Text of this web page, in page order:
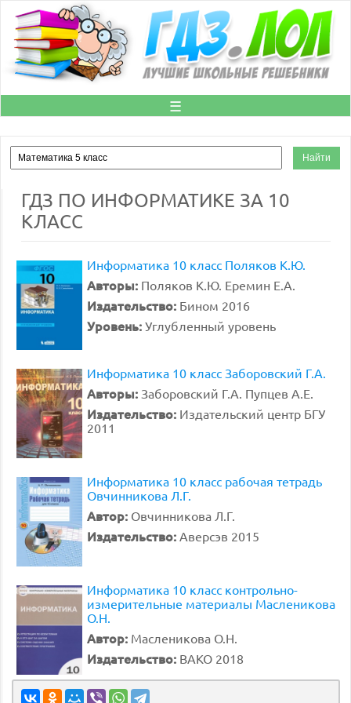
☰
ГДЗ ПО ИНФОРМАТИКЕ ЗА 10
КЛАСС
Информатика 10 класс Поляков К.Ю.
Авторы: Поляков К.Ю. Еремин Е.А.
Издательство: Бином 2016
Уровень: Углубленный уровень
Информатика 10 класс Заборовский Г.А.
Авторы: Заборовский Г.А. Пупцев А.Е.
Издательство: Издательский центр БГУ
2011
Информатика 10 класс рабочая тетрадь
Овчинникова Л.Г.
Автор: Овчинникова Л.Г.
Издательство: Аверсэв 2015
Информатика 10 класс контрольно-
измерительные материалы Масленикова
О.Н.
Автор: Масленикова О.Н.
Издательство: ВАКО 2018